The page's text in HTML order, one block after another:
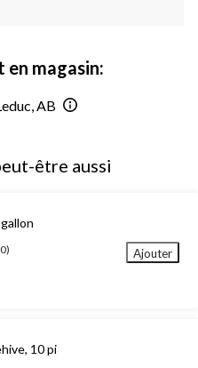
en magasin:
AB
être aussi
Ajouter
10 pi